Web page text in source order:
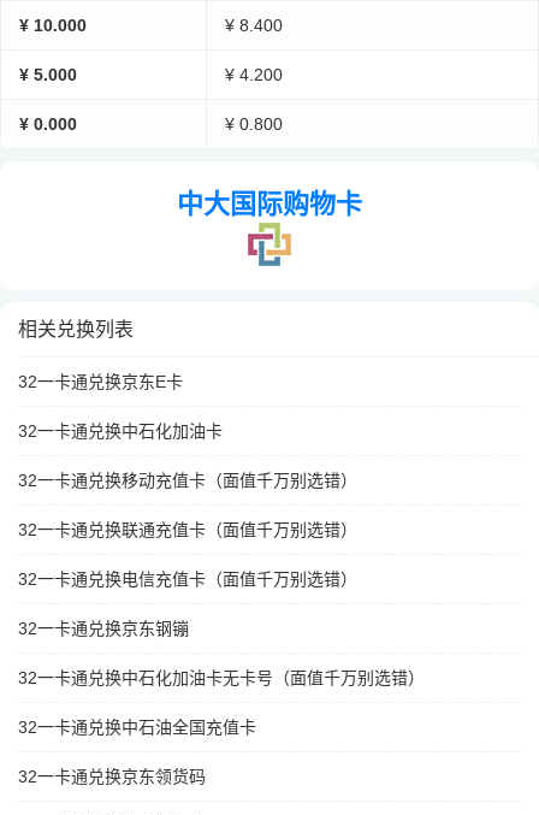
¥ 10.000 ¥ 8.400
¥ 5.000 ¥ 4.200
¥ 0.000 ¥ 0.800
中大国际购物卡
相关兑换列表
32一卡通兑换京东E卡
32一卡通兑换中石化加油卡
32一卡通兑换移动充值卡（面值千万别选错）
32一卡通兑换联通充值卡（面值千万别选错）
32一卡通兑换电信充值卡（面值千万别选错）
32一卡通兑换京东钢镚
32一卡通兑换中石化加油卡无卡号（面值千万别选错）
32一卡通兑换中石油全国充值卡
32一卡通兑换京东领货码